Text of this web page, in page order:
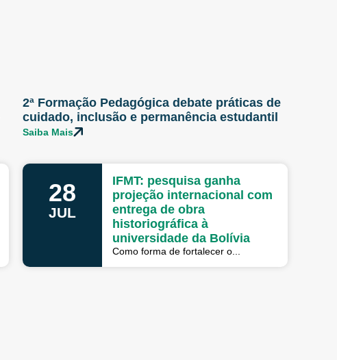
2ª Formação Pedagógica debate práticas de
cuidado, inclusão e permanência estudantil
Saiba Mais
28
JUL
IFMT: pesquisa ganha
projeção internacional com
entrega de obra
historiográfica à
universidade da Bolívia
Como forma de fortalecer o...